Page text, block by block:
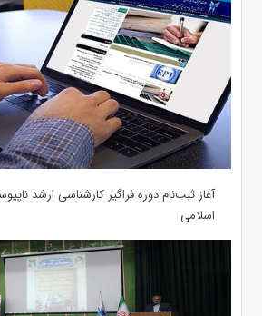
آغاز ثبت‌نام دوره فراگیر کارشناسی ارشد
اسلامی